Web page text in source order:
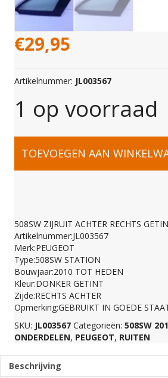
€29,95
Artikelnummer: JL003567
1 op voorraad
508SW
ACHTER
RECHTS
GETINT
8569RX
aantal
TOEVOEGEN AAN
508SW ZIJRUIT ACHTER RECHTS
Artikelnummer:JL003567
Merk:PEUGEOT
Type:508SW STATION
Bouwjaar:2010 TOT HEDEN
Kleur:DONKER GETINT
Zijde:RECHTS ACHTER
Opmerking:GEBRUIKT IN GOEDE
SKU: JL003567 Categorieën: 508SW
ONDERDELEN, PEUGEOT, RUITEN
Beschrijving